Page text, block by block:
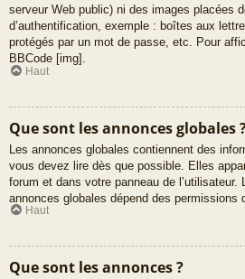
serveur Web public) ni des images placées
d’authentification, exemple : boîtes aux
protégés par un mot de passe, etc. Pour
BBCode [img].
Haut
Que sont les annonces globales
Les annonces globales contiennent des
vous devez lire dès que possible. Elles
forum et dans votre panneau de l’utilisateur.
annonces globales dépend des permissions
Haut
Que sont les annonces ?